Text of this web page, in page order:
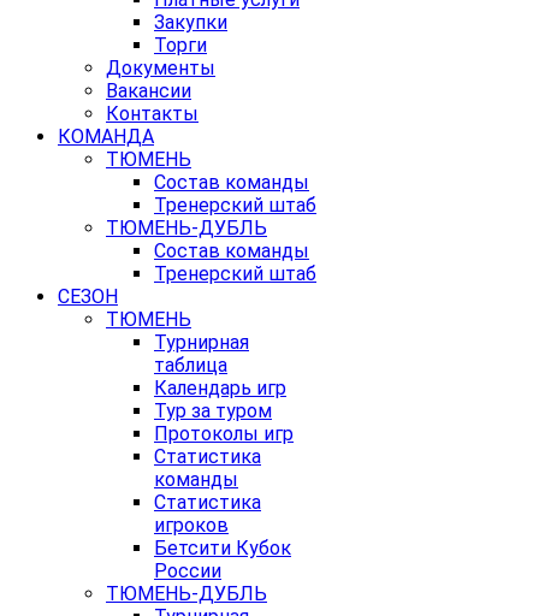
Закупки
Торги
Документы
Вакансии
Контакты
КОМАНДА
ТЮМЕНЬ
Состав команды
Тренерский штаб
ТЮМЕНЬ-ДУБЛЬ
Состав команды
Тренерский штаб
СЕЗОН
ТЮМЕНЬ
Турнирная
таблица
Календарь игр
Тур за туром
Протоколы игр
Статистика
команды
Статистика
игроков
Бетсити Кубок
России
ТЮМЕНЬ-ДУБЛЬ